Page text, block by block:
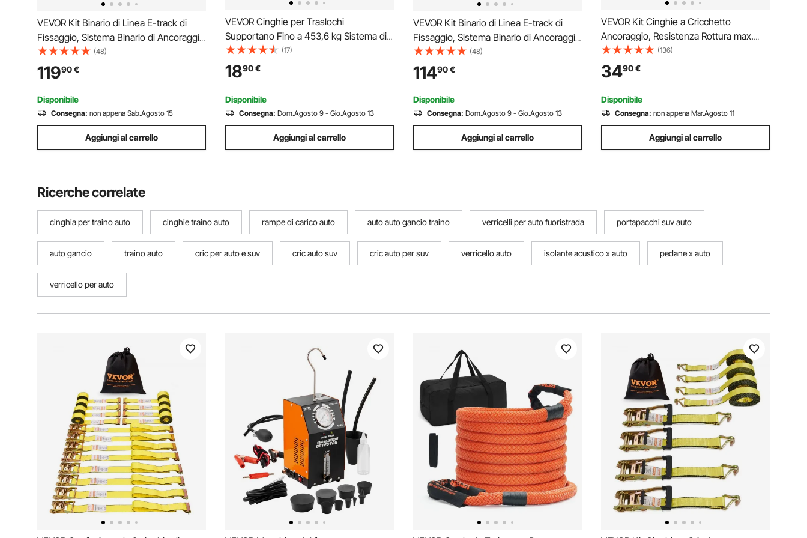
VEVOR Kit Binario di Linea E-track di
Fissaggio, Sistema Binario di Ancoraggio
del Carico, Confezione da 6 Binari E-
Track da 1524 mm, Adatto per Garage,
Furgoni, Rimorchi, Motociclette
(48)
11990€
Disponibile
Consegna: non appena Sab.Agosto 15
Aggiungi al carrello
VEVOR Cinghie per Traslochi
Supportano Fino a 453,6 kg Sistema di
Sollevamento e Spostamento per
Persone con 2 Cinghie di Imbracatura e
2 Cinghie Portanti, per Spostare Mobili,
Elettrodomestici
(17)
1890€
Disponibile
Consegna: Dom.Agosto 9 - Gio.Agosto 13
Aggiungi al carrello
VEVOR Kit Binario di Linea E-track di
Fissaggio, Sistema Binario di Ancoraggio
del Carico, Confezione da 8 con 1,5 m,
1,2 m, 0,6 m, 0,3 m Binari E-Track, Adatti
per Furgoni e Rimorchi
(48)
11490€
Disponibile
Consegna: Dom.Agosto 9 - Gio.Agosto 13
Aggiungi al carrello
VEVOR Kit Cinghie a Cricchetto
Ancoraggio, Resistenza Rottura max.
2268 kg, Cinghie di Tensione0,05x4,6
m con Cricchetto e Gancio per
Motociclette, Biciclette, Traslochi 4
Pezzi Rimorchio Portapacchi
(136)
3490€
Disponibile
Consegna: non appena Mar.Agosto 11
Aggiungi al carrello
Ricerche correlate
cinghia per traino auto cinghie traino auto rampe di carico auto auto auto gancio traino verricelli per auto fuoristrada portapacchi suv auto
auto gancio traino auto cric per auto e suv cric auto suv cric auto per suv verricello auto isolante acustico x auto pedane x auto
verricello per auto